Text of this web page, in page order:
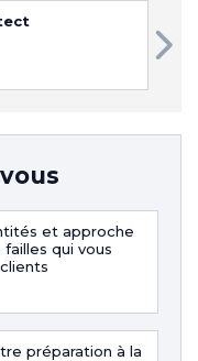
et approche
qui vous
préparation à la